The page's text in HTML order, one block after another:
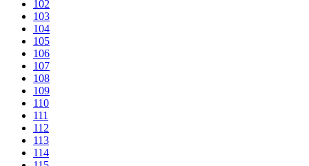
102
103
104
105
106
107
108
109
110
111
112
113
114